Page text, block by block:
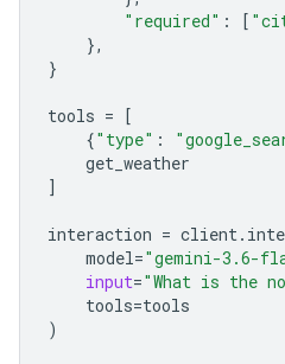
"required" : [
},
}
tools =
[
{"type" :
get_weather
]
interaction = client.
model="gemini-3.6-
input="What is the
tools=tools
)